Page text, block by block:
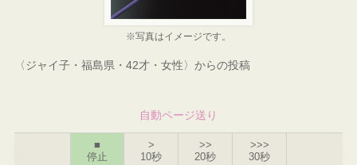
※写真はイメージです。
〈ジャイ子・福島県・42才・女性〉からの投稿
自動ページ送り
■
停止
>
10秒
>>
20秒
>>>
30秒